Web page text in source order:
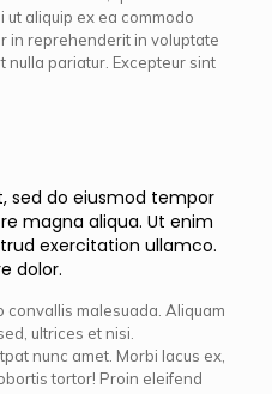
aliquip ex ea commodo
in reprehenderit in voluptate
nulla pariatur. Excepteur sint
sed do eiusmod tempor
magna aliqua. Ut enim
exercitation ullamco.
dolor.
convallis malesuada. Aliquam
ultrices et nisi.
nunc amet. Morbi lacus ex,
tortor! Proin eleifend